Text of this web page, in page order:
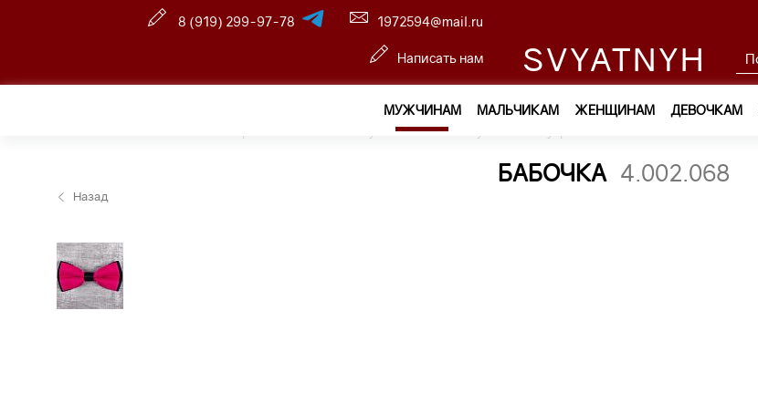
8 (919) 299-97-78 1972594@mail.ru
Написать нам SVYATNYH
МУЖЧИНАМ МАЛЬЧИКАМ ЖЕНЩИНАМ ДЕВОЧКАМ
Мужчинам —
БАБОЧКА 4.002.068
Назад